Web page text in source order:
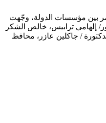
بين مؤسسات الدولة، وجّهت
إلهامي ترابيس، خالص الشكر
/ جاكلين عازر، محافظ